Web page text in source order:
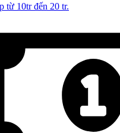
từ 10tr đến 20 tr.